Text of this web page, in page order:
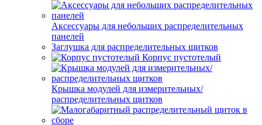
Аксессуары для небольших распределительных
панелей
Заглушка для распределительных щитков
Корпус пустотелый
Крышка модулей для измерительных/
распределительных щитков